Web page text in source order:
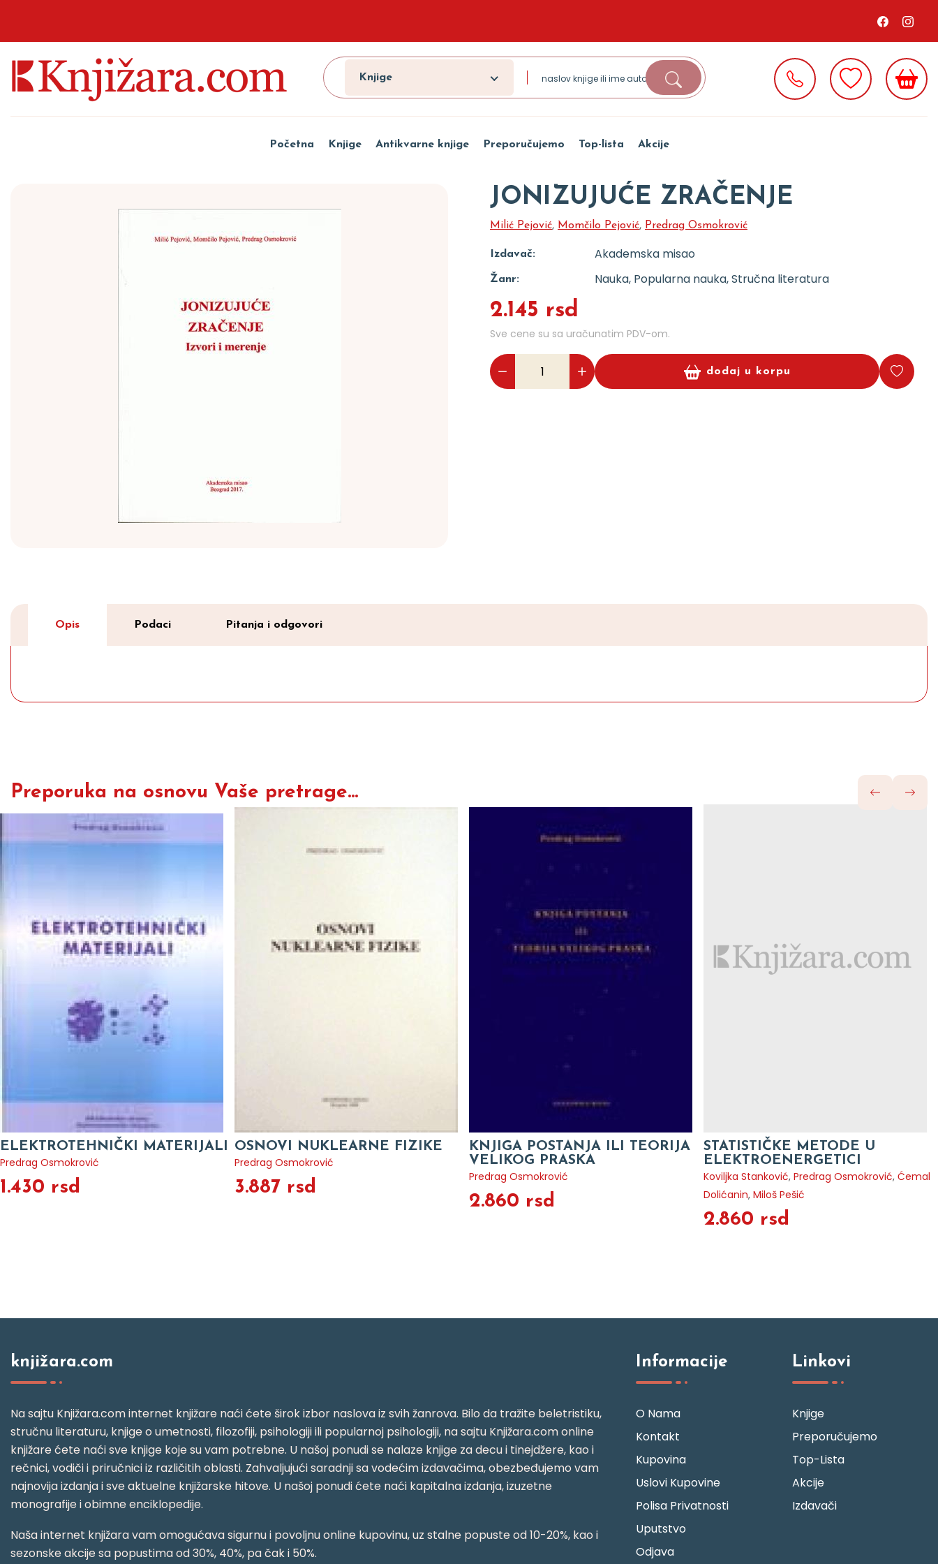
Knjige
Početna Knjige Antikvarne knjige Preporučujemo Top-lista Akcije
JONIZUJUĆE ZRAČENJE
Milić Pejović, Momčilo Pejović, Predrag Osmokrović
Izdavač: Akademska misao
Žanr: Nauka, Popularna nauka, Stručna literatura
2.145 rsd
Sve cene su sa uračunatim PDV-om.
dodaj u korpu
Opis Podaci Pitanja i odgovori
Preporuka na osnovu Vaše pretrage...
ELEKTROTEHNIČKI MATERIJALI
Predrag Osmokrović
1.430 rsd
OSNOVI NUKLEARNE FIZIKE
Predrag Osmokrović
3.887 rsd
KNJIGA POSTANJA ILI TEORIJA
VELIKOG PRASKA
Predrag Osmokrović
2.860 rsd
STATISTIČKE METODE U
ELEKTROENERGETICI
Koviljka Stanković, Predrag Osmokrović, Ćemal
Dolićanin, Miloš Pešić
2.860 rsd
knjižara.com
Na sajtu Knjižara.com internet knjižare naći ćete širok izbor naslova iz svih žanrova. Bilo da tražite beletristiku,
stručnu literaturu, knjige o umetnosti, filozofiji, psihologiji ili popularnoj psihologiji, na sajtu Knjižara.com online
knjižare ćete naći sve knjige koje su vam potrebne. U našoj ponudi se nalaze knjige za decu i tinejdžere, kao i
rečnici, vodiči i priručnici iz različitih oblasti. Zahvaljujući saradnji sa vodećim izdavačima, obezbeđujemo vam
najnovija izdanja i sve aktuelne knjižarske hitove. U našoj ponudi ćete naći kapitalna izdanja, izuzetne
monografije i obimne enciklopedije.
Naša internet knjižara vam omogućava sigurnu i povoljnu online kupovinu, uz stalne popuste od 10-20%, kao i
sezonske akcije sa popustima od 30%, 40%, pa čak i 50%.
Informacije
O Nama
Kontakt
Kupovina
Uslovi Kupovine
Polisa Privatnosti
Uputstvo
Odjava
Linkovi
Knjige
Preporučujemo
Top-Lista
Akcije
Izdavači